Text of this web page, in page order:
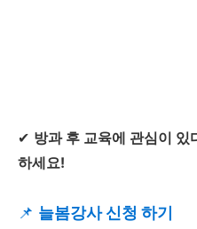
✔ 방과 후 교육에 관심이 있
하세요!
📌 늘봄강사 신청 하기